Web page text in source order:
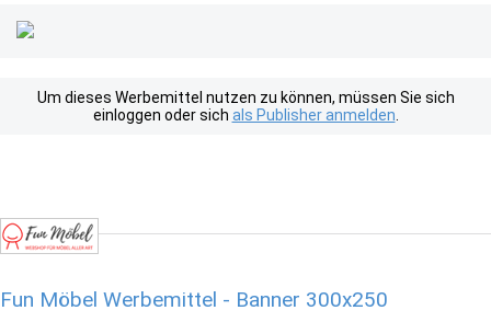
Um dieses Werbemittel nutzen zu können, müssen Sie sich
einloggen oder sich als Publisher anmelden
Fun Möbel Werbemittel - Banner 300x250